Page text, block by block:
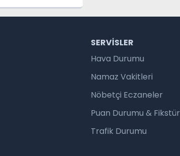
SERVISLER
Hava Durumu
Namaz Vakitleri
Nöbetçi Eczaneler
Puan Durumu & Fikstür
Trafik Durumu